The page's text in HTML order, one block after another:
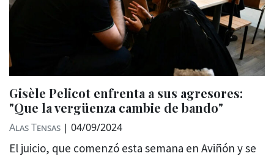
Gisèle Pelicot enfrenta a sus agresores:
"Que la vergüenza cambie de bando"
Alas Tensas | 04/09/2024
El juicio, que comenzó esta semana en Aviñón y se